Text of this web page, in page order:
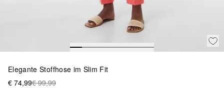
Elegante Stoffhose im Slim Fit
€ 74,99€ 99,99